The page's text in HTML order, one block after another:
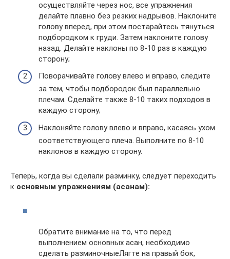
осуществляйте через нос, все упражнения
делайте плавно без резких надрывов. Наклоните
голову вперед, при этом постарайтесь тянуться
подбородком к груди. Затем наклоните голову
назад. Делайте наклоны по 8-10 раз в каждую
сторону;
Поворачивайте голову влево и вправо, следите
за тем, чтобы подбородок был параллельно
плечам. Сделайте также 8-10 таких подходов в
каждую сторону;
Наклоняйте голову влево и вправо, касаясь ухом
соответствующего плеча. Выполните по 8-10
наклонов в каждую сторону.
Теперь, когда вы сделали разминку, следует переходить
к основным упражнениям (асанам):
Обратите внимание на то, что перед
выполнением основных асан, необходимо
сделать разминочныеЛягте на правый бок,